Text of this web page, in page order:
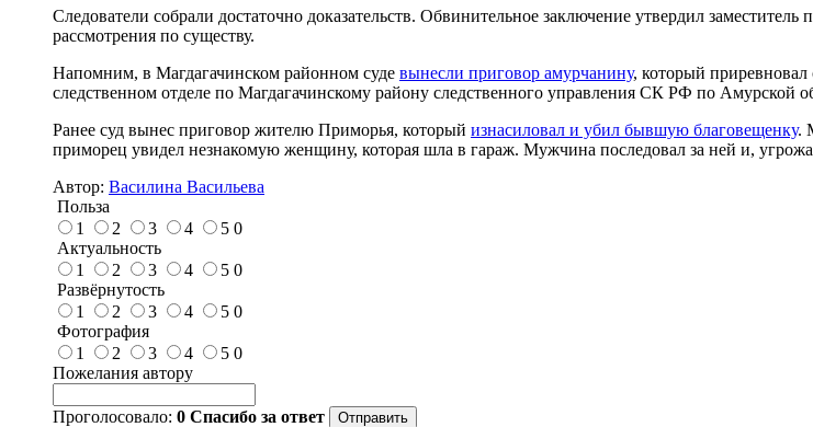
Следователи собрали достаточно доказательств. Обвинительное заключение утвердил
рассмотрения по существу.
Напомним, в Магдагачинском районном суде вынесли приговор амурчанину, который
следственном отделе по Магдагачинскому району следственного управления СК РФ по Амурской
Ранее суд вынес приговор жителю Приморья, который изнасиловал и убил бывшую благовещенку.
приморец увидел незнакомую женщину, которая шла в гараж. Мужчина последовал за ней и,
Автор: Василина Васильева
Польза
1
2 3 4 5 0
Актуальность
1
2 3 4 5 0
Развёрнутость
1
2 3 4 5 0
Фотография
1
2 3 4 5 0
Пожелания автору
Проголосовало: 0 Спасибо за ответ